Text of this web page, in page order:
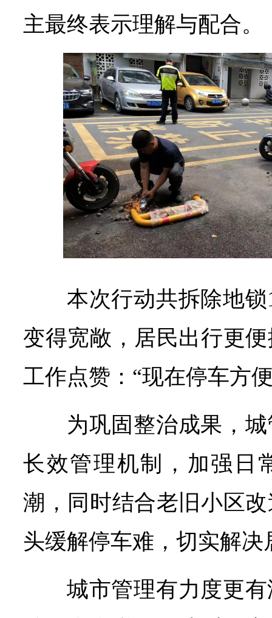
主最终表示理解与配合。
本次行动共拆除地
变得宽敞，居民出行更
工作点赞：“现在停车方
为巩固整治成果，
长效管理机制，加强日
潮，同时结合老旧小区
头缓解停车难，切实解决
城市管理有力度更